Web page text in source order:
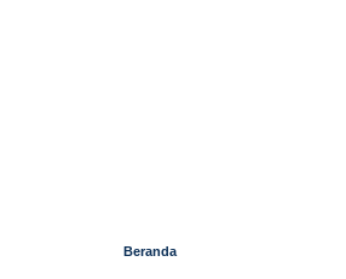
Beranda